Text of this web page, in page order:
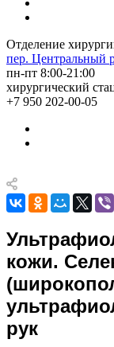
Отделение
пер. Центральный
пн-пт 8:00-21:00
хирургический
+7 950 202-00-05
кожи.
рук